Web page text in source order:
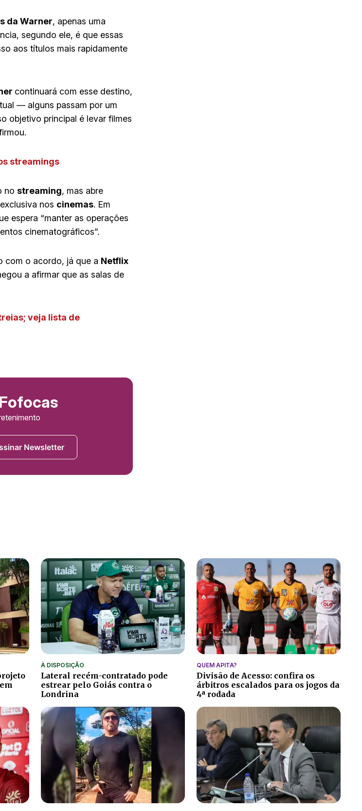
da Warner, apenas uma
segundo ele, é que essas
aos títulos mais rapidamente
continuará com esse destino,
— alguns passam por um
objetivo principal é levar filmes
streamings
no streaming, mas abre
nos cinemas. Em
espera “manter as operações
cinematográficos”.
com o acordo, já que a Netflix
a afirmar que as salas de
veja lista de
Newsletter
À DISPOSIÇÃO
Lateral recém-contratado pode
estrear pelo Goiás contra o
Londrina
QUEM APITA?
Divisão de Acesso: confira os
árbitros escalados para os jogos da
4ª rodada